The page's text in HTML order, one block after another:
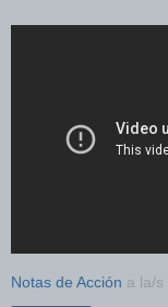
Notas de Acción a la/s